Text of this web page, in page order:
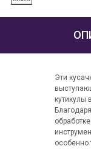
Эти
кутикулы